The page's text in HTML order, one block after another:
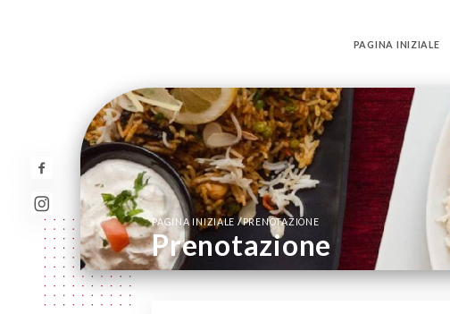
PAGINA INIZIALE
PAGINA INIZIALE /PRENOTAZIONE
Prenotazione